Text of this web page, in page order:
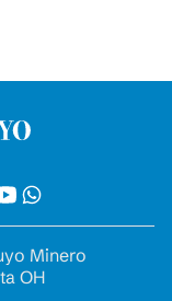
Minero
OH